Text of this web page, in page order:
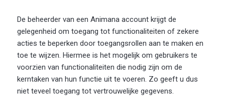
De beheerder van een Animana account krijgt de
gelegenheid om toegang tot functionaliteiten of zekere
acties te beperken door toegangsrollen aan te maken en
toe te wijzen. Hiermee is het mogelijk om gebruikers te
voorzien van functionaliteiten die nodig zijn om de
kerntaken van hun functie uit te voeren. Zo geeft u dus
niet teveel toegang tot vertrouwelijke gegevens.